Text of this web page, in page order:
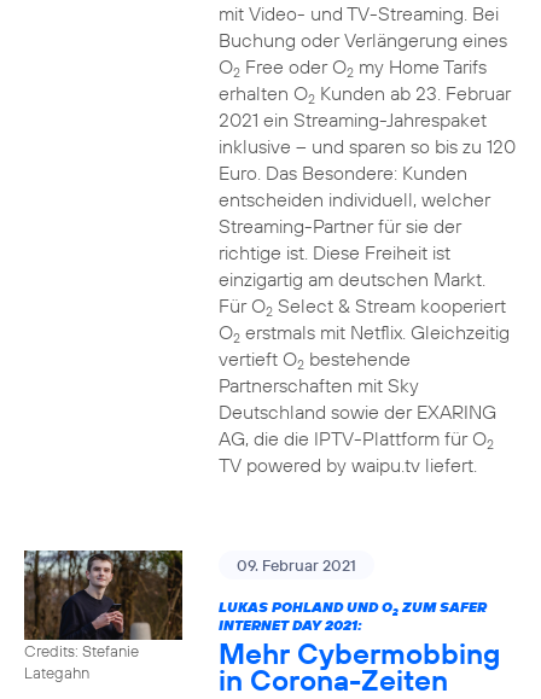
mit Video- und TV-Streaming. Bei
Buchung oder Verlängerung eines
O2Free oder O2my Home Tarifs
erhalten O2Kunden ab 23. Februar
2021 ein Streaming-Jahrespaket
inklusive – und sparen so bis zu 120
Euro. Das Besondere: Kunden
entscheiden individuell, welcher
Streaming-Partner für sie der
richtige ist. Diese Freiheit ist
einzigartig am deutschen Markt.
Für O2Select & Stream kooperiert
O2erstmals mit Netflix. Gleichzeitig
vertieft O2bestehende
Partnerschaften mit Sky
Deutschland sowie der EXARING
AG, die die IPTV-Plattform für O2
TV powered by waipu.tv liefert.
Credits: Stefanie
Lategahn
09. Februar 2021
LUKAS POHLAND UND O2ZUM SAFER
INTERNET DAY 2021:
Mehr Cybermobbing
in Corona-Zeiten